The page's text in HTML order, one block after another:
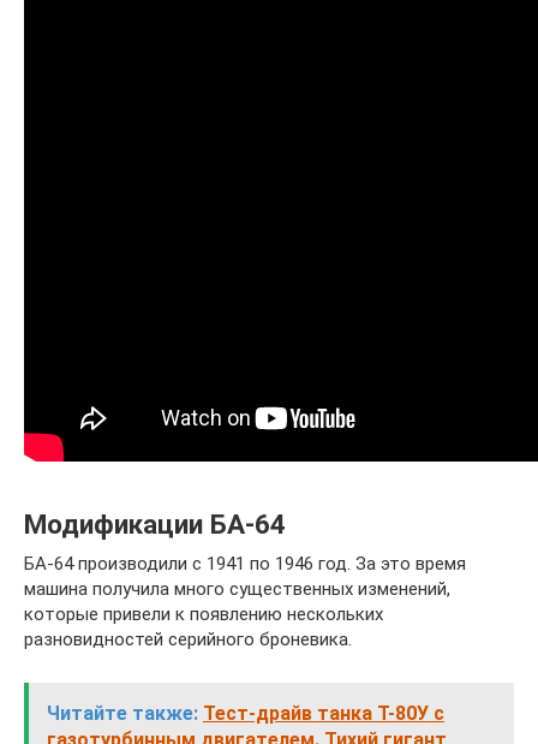
Модификации БА-64
БА-64 производили с 1941 по 1946 год. За это время
машина получила много существенных изменений,
которые привели к появлению нескольких
разновидностей серийного броневика.
Читайте также: Тест-драйв танка Т-80У с